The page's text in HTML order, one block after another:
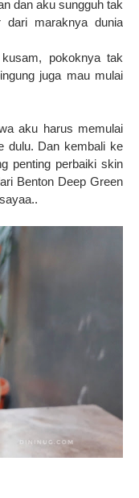
dan aku sungguh tak
dari maraknya dunia
pokoknya tak
juga mau mulai
aku harus memulai
dulu. Dan kembali ke
penting perbaiki skin
Benton Deep Green